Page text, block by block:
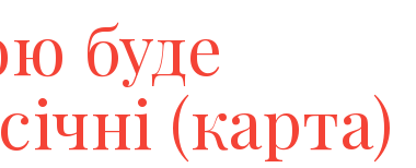
буде
(карта)